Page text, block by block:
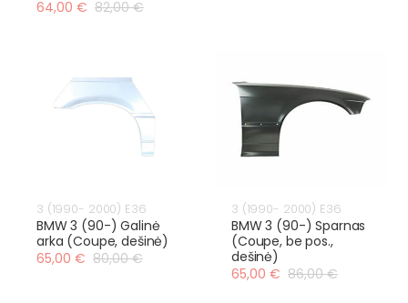
64,00 € 82,00 €
3 (1990- 2000) E36
BMW 3 (90-) Galinė
arka (Coupe, dešinė)
65,00 € 80,00 €
3 (1990- 2000) E36
BMW 3 (90-) Sparnas
(Coupe, be pos.,
dešinė)
65,00 € 86,00 €